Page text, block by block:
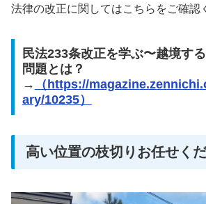
法律の改正に関してはこちらをご確認
民法233条改正を学ぶ〜越境す
問題とは？
→
（https://
ary/10235）
高い位置の枝切りお任せくだ